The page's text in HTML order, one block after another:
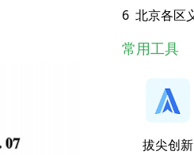
6
常用工具
拔尖创新